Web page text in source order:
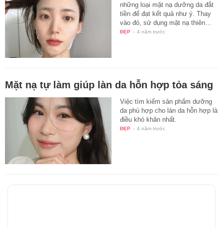
những loại mặt nạ dưỡng da đắt
tiền để đạt kết quả như ý. Thay
vào đó, sử dụng mặt nạ thiên…
ĐẸP - 4 năm trước
Mặt nạ tự làm giúp làn da hỗn hợp tỏa sáng
‎Việc tìm kiếm sản phẩm dưỡng
da phù hợp cho làn da hỗn hợp là
điều khó khăn nhất.
ĐẸP - 4 năm trước